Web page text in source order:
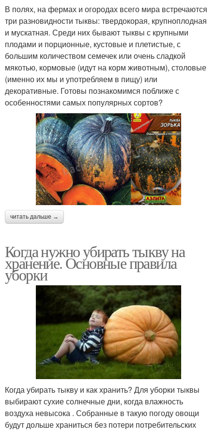
В полях, на фермах и огородах всего мира встречаются
три разновидности тыквы: твердокорая, крупноплодная
и мускатная. Среди них бывают тыквы с крупными
плодами и порционные, кустовые и плетистые, с
большим количеством семечек или очень сладкой
мякотью, кормовые (идут на корм животным), столовые
(именно их мы и употребляем в пищу) или
декоративные. Готовы познакомимся поближе с
особенностями самых популярных сортов?
читать дальше →
Когда нужно убирать тыкву на
хранение. Основные правила
уборки
Когда убирать тыкву и как хранить? Для уборки тыквы
выбирают сухие солнечные дни, когда влажность
воздуха невысока . Собранные в такую погоду овощи
будут дольше храниться без потери потребительских